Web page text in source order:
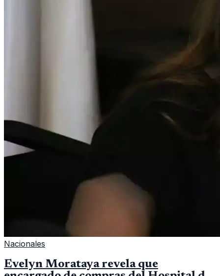
Nacionales
Evelyn Morataya revela que